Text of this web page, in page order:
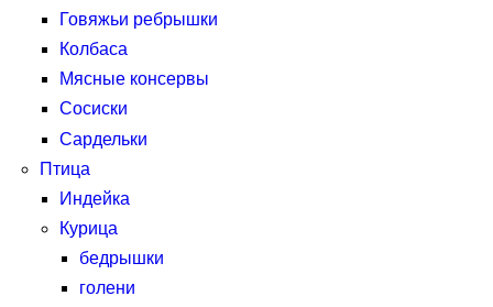
Говяжьи ребрышки
Колбаса
Мясные консервы
Сосиски
Сардельки
Птица
Индейка
Курица
бедрышки
голени